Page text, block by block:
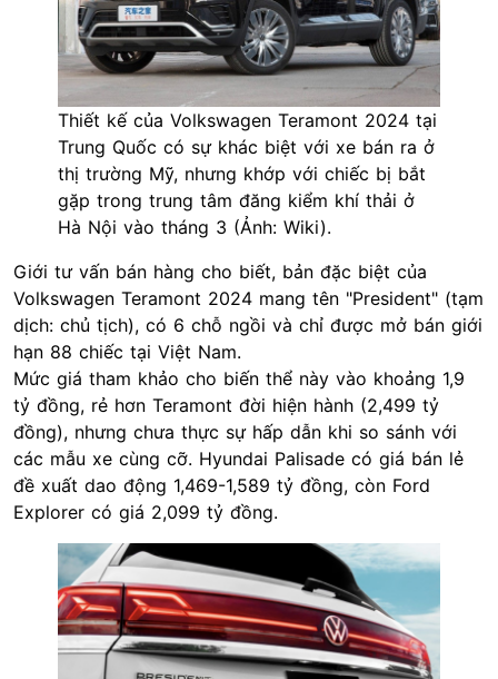
Thiết kế của Volkswagen Teramont 2024 tại
Trung Quốc có sự khác biệt với xe bán ra ở
thị trường Mỹ, nhưng khớp với chiếc bị bắt
gặp trong trung tâm đăng kiểm khí thải ở
Hà Nội vào tháng 3 (Ảnh: Wiki).
Giới tư vấn bán hàng cho biết, bản đặc biệt của
Volkswagen Teramont 2024 mang tên "President" (tạm
dịch: chủ tịch), có 6 chỗ ngồi và chỉ được mở bán giới
hạn 88 chiếc tại Việt Nam.
Mức giá tham khảo cho biến thể này vào khoảng 1,9
tỷ đồng, rẻ hơn Teramont đời hiện hành (2,499 tỷ
đồng), nhưng chưa thực sự hấp dẫn khi so sánh với
các mẫu xe cùng cỡ. Hyundai Palisade có giá bán lẻ
đề xuất dao động 1,469-1,589 tỷ đồng, còn Ford
Explorer có giá 2,099 tỷ đồng.